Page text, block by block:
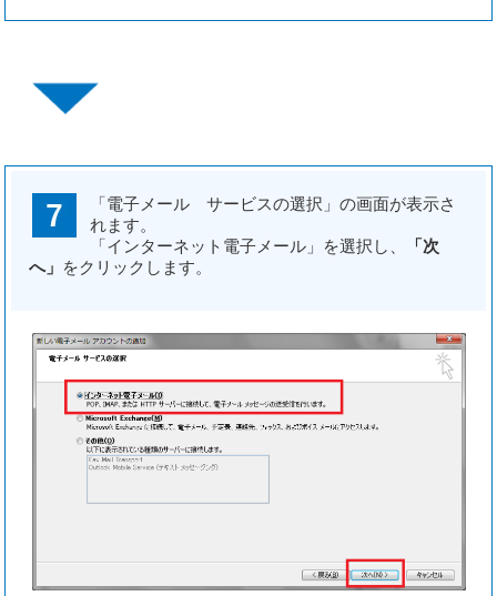
「電子メール サービスの選択」の画面が表示さ
れます。
「インターネット電子メール」を選択し、
「次
へ」 をクリックします。